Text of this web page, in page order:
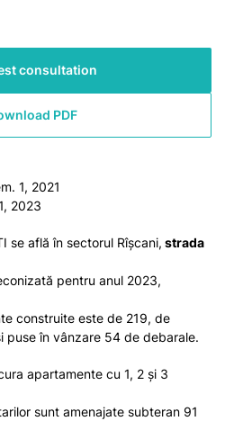
1, 2021
2023
se află în sectorul Rîșcani, strada
pentru anul 2023,
construite este de 219, de
puse în vânzare 54 de debarale.
apartamente cu 1, 2 și 3
sunt amenajate subteran 91
consultation
PDF